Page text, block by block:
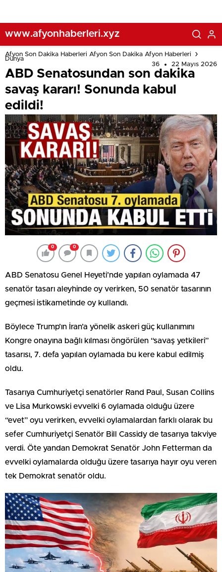
www.afyonhaberleri.xyz
Afyon Son Dakika Haberleri Afyon Son Dakika Afyon Haberleri
Dünya
36
22 Mayıs 2026
ABD Senatosundan son dakika
savaş kararı! Sonunda kabul
edildi!
0 0
ABD Senatosu Genel Heyeti’nde yapılan oylamada 47
senatör tasarı aleyhinde oy verirken, 50 senatör tasarının
geçmesi istikametinde oy kullandı.
Böylece Trump’ın İran’a yönelik askeri güç kullanımını
Kongre onayına bağlı kılması öngörülen “savaş yetkileri”
tasarısı, 7. defa yapılan oylamada bu kere kabul edilmiş
oldu.
Tasarıya Cumhuriyetçi senatörler Rand Paul, Susan Collins
ve Lisa Murkowski evvelki 6 oylamada olduğu üzere
“evet” oyu verirken, evvelki oylamalardan farklı olarak bu
sefer Cumhuriyetçi Senatör Bill Cassidy de tasarıya takviye
verdi. Öte yandan Demokrat Senatör John Fetterman da
evvelki oylamalarda olduğu üzere tasarıya hayır oyu veren
tek Demokrat senatör oldu.